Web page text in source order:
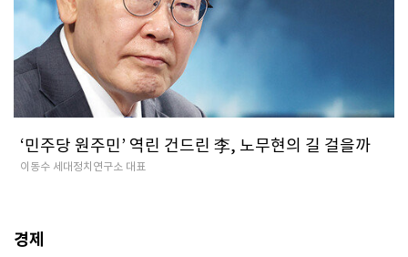
‘민주당 원주민’ 역린 건드린 李, 노무현의 길 걸을까
이동수 세대정치연구소 대표
경제